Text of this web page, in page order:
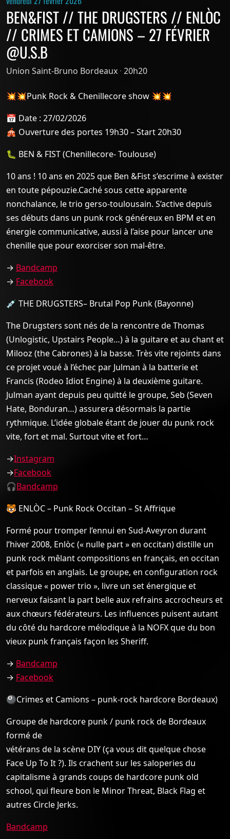
BEN&FIST // THE DRUGSTERS // ENLÒC
// CRIMES ET CAMIONS – 27 FÉVRIER
@U.S.B
Union Saint-Bruno Bordeaux · 20h20
💥💥Punk Rock & Chenillecore show 💥💥
📅 Date : 27/02/2026
🎪 Ouverture des portes 19h30 – Start 20h30
🐛 BEN & FIST (Chenillecore- Toulouse)
10 ans ! 10 ans en 2025 que Ben &Fist s’escrime à exister
en toute pépouzie.Caché sous cette apparente
nonchalance, le trio gerso-toulousain. S’active depuis
ses débuts dans un punk rock généreux en BPM et en
énergie communicative, aussi à l’aise pour lancer une
chenille que pour exorciser son mal-être.
→ Bandcamp
→ Facebook
💉 THE DRUGSTERS– Brutal Pop Punk (Bayonne)
The Drugsters sont nés de la rencontre de Thomas
(Unlogistic, Upstairs People…) à la guitare et au chant et
Milooz (the Cabrones) à la basse. Très vite rejoints dans
ce projet voué à l’échec par Julman à la batterie et
Francis (Rodeo Idiot Engine) à la deuxième guitare.
Julman ayant depuis peu quitté le groupe, Seb (Seven
Hate, Bonduran…) assurera désormais la partie
rythmique. L’idée globale étant de jouer du punk rock
vite, fort et mal. Surtout vite et fort…
→Instagram
→Facebook
🎧Bandcamp
🐯 ENLÒC – Punk Rock Occitan – St Affrique
Formé pour tromper l’ennui en Sud-Aveyron durant
l’hiver 2008, Enlòc (« nulle part » en occitan) distille un
punk rock mêlant compositions en français, en occitan
et parfois en anglais. Le groupe, en configuration rock
classique « power trio », livre un set énergique et
nerveux faisant la part belle aux refrains accrocheurs et
aux chœurs fédérateurs. Les influences puisent autant
du côté du hardcore mélodique à la NOFX que du bon
vieux punk français façon les Sheriff.
→ Bandcamp
→ Facebook
🎱Crimes et Camions – punk-rock hardcore Bordeaux)
Groupe de hardcore punk / punk rock de Bordeaux
formé de
vétérans de la scène DIY (ça vous dit quelque chose
Face Up To It ?). Ils crachent sur les saloperies du
capitalisme à grands coups de hardcore punk old
school, qui fleure bon le Minor Threat, Black Flag et
autres Circle Jerks.
Bandcamp